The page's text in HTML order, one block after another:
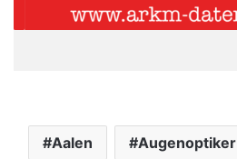
Aalen Augenoptiker